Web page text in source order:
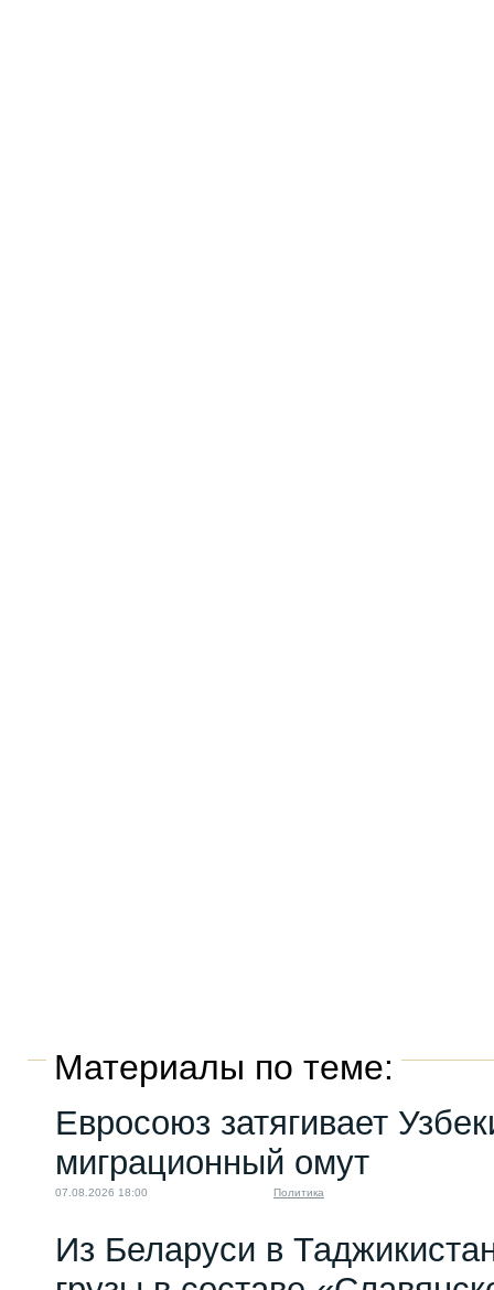
Материалы по теме:
Евросоюз затягивает
миграционный омут
07.08.2026 18:00 Политика
Из Беларуси в